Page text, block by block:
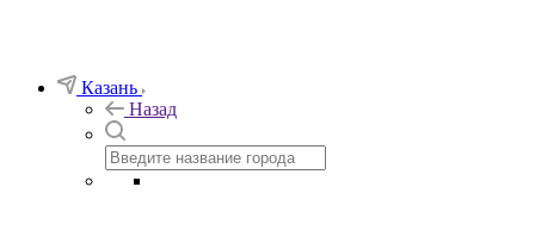
Казань
Назад